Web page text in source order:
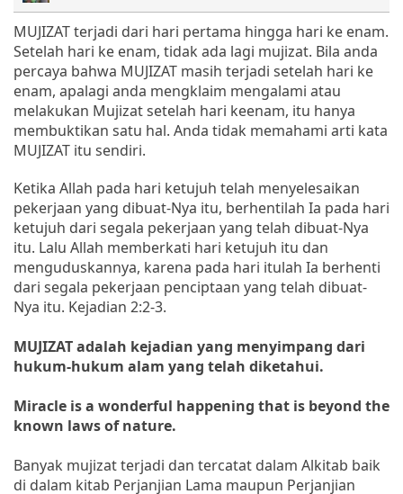
MUJIZAT terjadi dari hari pertama hingga hari ke enam.
Setelah hari ke enam, tidak ada lagi mujizat. Bila anda
percaya bahwa MUJIZAT masih terjadi setelah hari ke
enam, apalagi anda mengklaim mengalami atau
melakukan Mujizat setelah hari keenam, itu hanya
membuktikan satu hal. Anda tidak memahami arti kata
MUJIZAT itu sendiri.
Ketika Allah pada hari ketujuh telah menyelesaikan
pekerjaan yang dibuat-Nya itu, berhentilah Ia pada hari
ketujuh dari segala pekerjaan yang telah dibuat-Nya
itu. Lalu Allah memberkati hari ketujuh itu dan
menguduskannya, karena pada hari itulah Ia berhenti
dari segala pekerjaan penciptaan yang telah dibuat-
Nya itu. Kejadian 2:2-3.
MUJIZAT adalah kejadian yang menyimpang dari
hukum-hukum alam yang telah diketahui.
Miracle is a wonderful happening that is beyond the
known laws of nature.
Banyak mujizat terjadi dan tercatat dalam Alkitab baik
di dalam kitab Perjanjian Lama maupun Perjanjian